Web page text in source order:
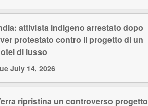
attivista indigeno arrestato dopo
protestato contro il progetto di un
di lusso
July 14, 2026
ripristina un controverso progetto